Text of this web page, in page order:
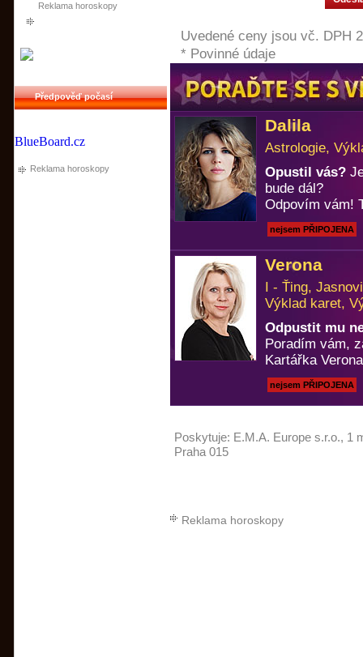
Reklama horoskopy
Předpověď počasí
BlueBoard.cz
Reklama horoskopy
Uvedené ceny jsou vč. DPH
* Povinné údaje
Dalila
Astrologie,
Opustil vás?
bude dál?
Odpovím vám!
nejsem PŘIPOJENA
Verona
I - Ťing,
Výklad karet,
Odpustit mu
Poradím vám,
Kartářka Verona
nejsem PŘIPOJENA
Poskytuje: E.M.A. Europe s.r.o., 1
Praha 015
Reklama horoskopy